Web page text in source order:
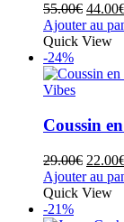
55.00€ 44.00
Ajouter au
Quick View
-24%
Coussin
29.00€ 22.00
Ajouter au
Quick View
-21%